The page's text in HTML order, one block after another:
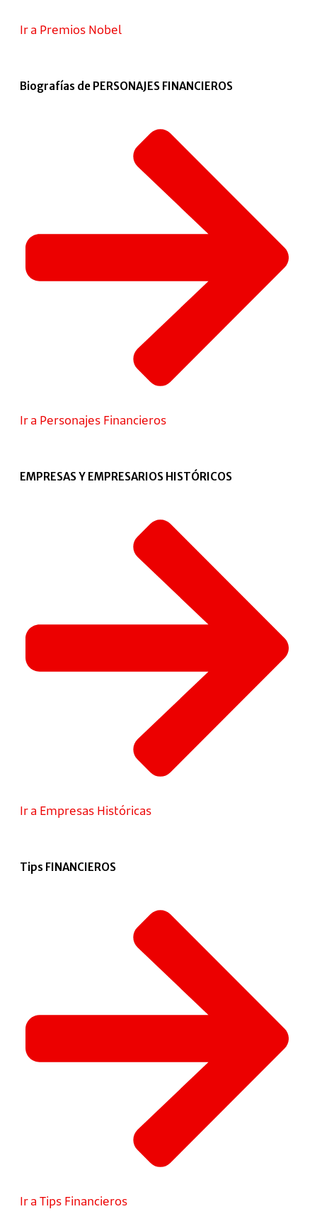
Ir a Premios Nobel
Biografías de PERSONAJES FINANCIEROS
Ir a Personajes Financieros
EMPRESAS Y EMPRESARIOS HISTÓRICOS
Ir a Empresas Históricas
Tips FINANCIEROS
Ir a Tips Financieros